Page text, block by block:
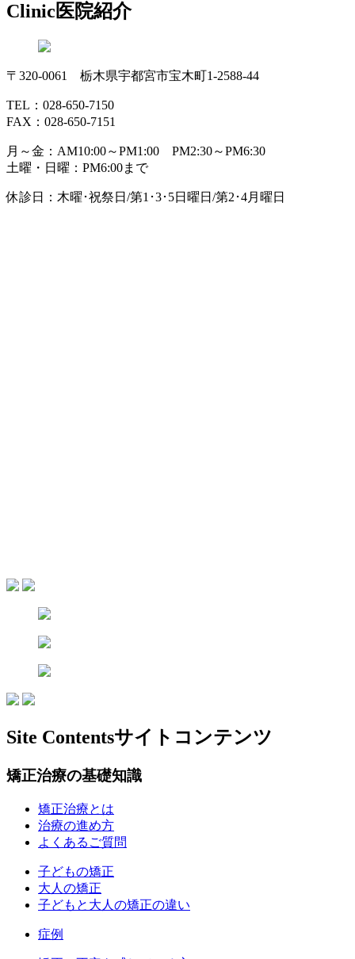
Clinic医院紹介
〒320-0061 栃木県宇都宮市宝木町1-2588-44
TEL：028-650-7150
FAX：028-650-7151
月～金：AM10:00～PM1:00 PM2:30～PM6:30
土曜・日曜：PM6:00まで
休診日：木曜･祝祭日/第1･3･5日曜日/第2･4月曜日
Site Contentsサイトコンテンツ
矯正治療の基礎知識
矯正治療とは
治療の進め方
よくあるご質問
子どもの矯正
大人の矯正
子どもと大人の矯正の違い
症例